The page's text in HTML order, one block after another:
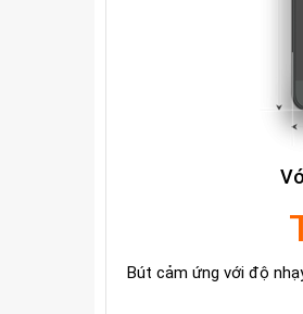
Bút cảm ứng với độ